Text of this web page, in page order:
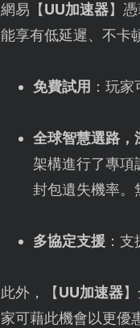
網易【UU加速器】
能享有低延遲、不卡
免費試用 ：玩
全球智慧選路，
架構進行了專項
封包遺失機率。
多協定支援 ：
此外，【UU加速器
家可藉此機會以更優